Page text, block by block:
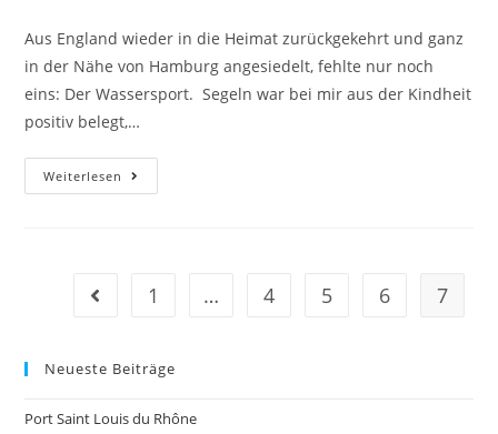
Aus England wieder in die Heimat zurückgekehrt und ganz
in der Nähe von Hamburg angesiedelt, fehlte nur noch
eins: Der Wassersport. Segeln war bei mir aus der Kindheit
positiv belegt,…
Weiterlesen
1 … 4 5 6 7
Neueste Beiträge
Port Saint Louis du Rhône